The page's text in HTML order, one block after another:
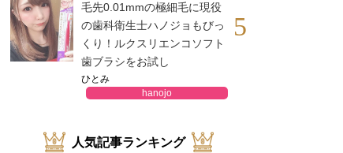
毛先0.01mmの極細毛に現役
の歯科衛生士ハノジョもびっ
くり！ルクスリエンコソフト
歯ブラシをお試し
ひとみ
hanojo
5
人気記事ランキング